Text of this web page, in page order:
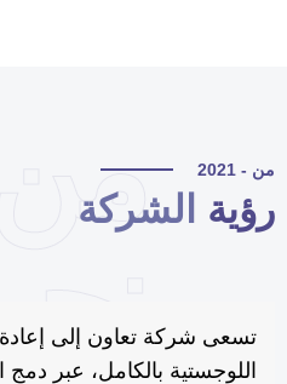
من
- 2021
الشركة
تسعى شركة تعاون إلى
اللوجستية بالكامل، عبر دمج